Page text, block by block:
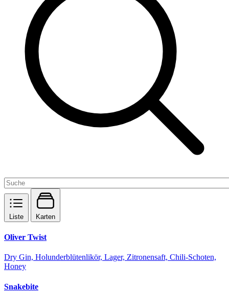
Liste Karten
Oliver Twist
Dry Gin, Holunderblütenlikör, Lager, Zitronensaft, Chili-Schoten,
Honey
Snakebite